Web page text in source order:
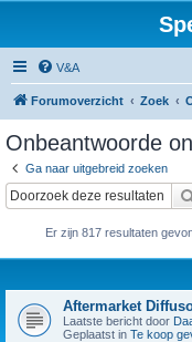
V&A
Forumoverzicht Zoek
Onbeantwoorde
Ga naar uitgebreid zoeken
Er zijn 817 resultaten
Aftermarket
Laatste bericht door
Geplaatst in Te koop